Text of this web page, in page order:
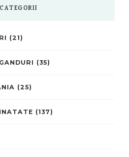
CATEGORII
(21)
(35)
(25)
(137)